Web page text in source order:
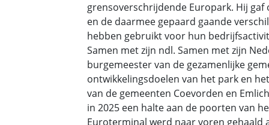
grensoverschrijdende Europark. Hij
en de daarmee gepaard gaande
hebben gebruikt voor hun
Samen met zijn ndl. Samen met zijn
burgemeester van de gezamenlijke
ontwikkelingsdoelen van het park en
van de gemeenten Coevorden en
in 2025 een halte aan de poorten van
Euroterminal werd naar voren gehaald